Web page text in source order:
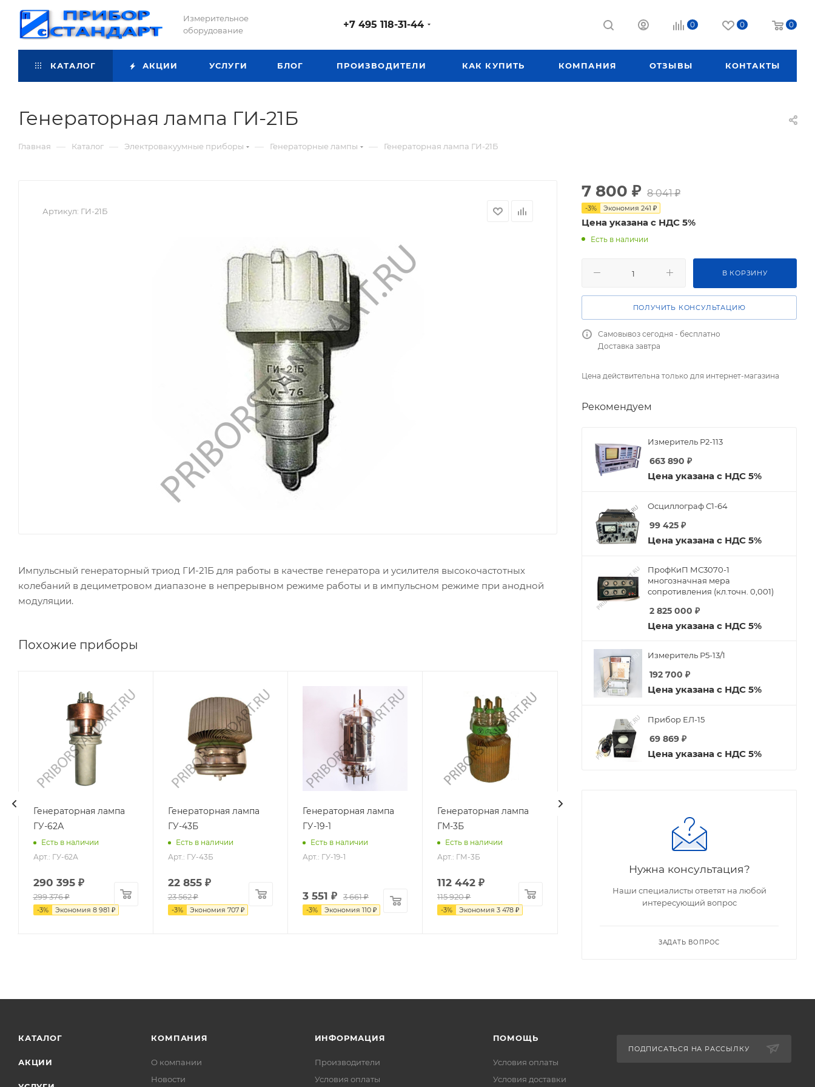
Измерительное
оборудование
+7 495 118-31-44 0 0 0
КАТАЛОГ АКЦИИ УСЛУГИ БЛОГ ПРОИЗВОДИТЕЛИ КАК КУПИТЬ КОМПАНИЯ ОТЗЫВЫ КОНТАКТЫ
Генераторная лампа ГИ-21Б
Главная — Каталог — Электровакуумные приборы — Генераторные лампы — Генераторная лампа ГИ-21Б
Артикул: ГИ-21Б
Импульсный генераторный триод ГИ-21Б для работы в качестве генератора и усилителя высокочастотных
колебаний в дециметровом диапазоне в непрерывном режиме работы и в импульсном режиме при анодной
модуляции.
Похожие приборы
Генераторная лампа
ГУ-62А
Есть в наличии
Арт.: ГУ-62А
290 395₽
299 376₽
-3% Экономия 8 981 ₽
Генераторная лампа
ГУ-43Б
Есть в наличии
Арт.: ГУ-43Б
22 855₽
23 562₽
-3% Экономия 707₽
Генераторная лампа
ГУ-19-1
Есть в наличии
Арт.: ГУ-19-1
3 551 ₽ 3 661₽
-3% Экономия 110 ₽
Генераторная лампа
ГМ-3Б
Есть в наличии
Арт.: ГМ-3Б
112 442 ₽
115 920₽
-3% Экономия 3 478 ₽
9 980 ₽ 8 067 ₽ 8 316
7 800 ₽ 8 041₽
-3% Экономия 241 ₽
Цена указана с НДС 5%
Есть в наличии
В КОРЗИНУ
ПОЛУЧИТЬ КОНСУЛЬТАЦИЮ
Самовывоз сегодня - бесплатно
Доставка завтра
Цена действительна только для интернет-магазина
Рекомендуем
Измеритель Р2-113
663 890 ₽
Цена указана с НДС 5%
Осциллограф С1-64
99 425 ₽
Цена указана с НДС 5%
ПрофКиП МС3070-1
многозначная мера
сопротивления (кл.точн. 0,001)
2 825 000 ₽
Цена указана с НДС 5%
Измеритель Р5-13/1
192 700 ₽
Цена указана с НДС 5%
Прибор ЕЛ-15
69 869 ₽
Цена указана с НДС 5%
Нужна консультация?
Наши специалисты ответят на любой
интересующий вопрос
ЗАДАТЬ ВОПРОС
КАТАЛОГ
АКЦИИ
КОМПАНИЯ
О компании
Новости
ИНФОРМАЦИЯ
Производители
Условия оплаты
ПОМОЩЬ
Условия оплаты
Условия доставки
ПОДПИСАТЬСЯ НА РАССЫЛКУ